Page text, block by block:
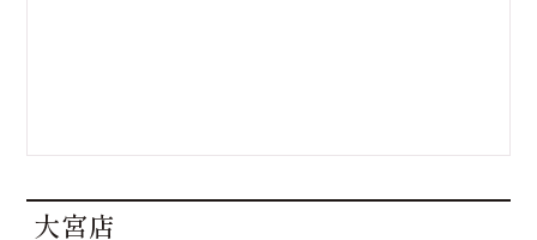
大宮店